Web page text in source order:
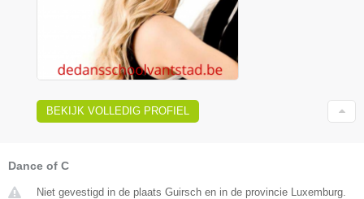
BEKIJK VOLLEDIG PROFIEL
Dance of C
Niet gevestigd in de plaats Guirsch en in de provincie Luxemburg.